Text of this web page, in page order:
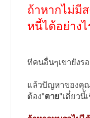
ถ้าหากไม่มี
หนี้ได้อย่างไ
ทีคนอื่นๆเขายังร
แล้วปัญหาของคุ
ต้อง"ตาย"เดี๋ยวนี้